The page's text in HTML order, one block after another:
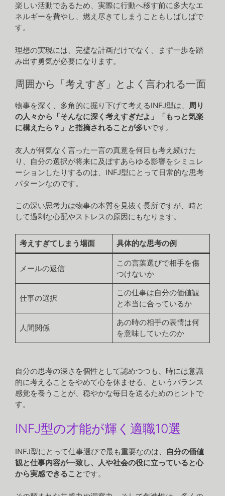
楽しい活動であるため、実際に行動へ移す前に多大なエ
ネルギーを費やし、燃え尽きてしまうこともしばしばで
す。
理想の実現には、完璧な計画だけでなく、まず一歩を踏
み出す勇気が必要になります。
周囲から「考えすぎ」とよく言われる一面
物事を深く、多角的に掘り下げて考えるINFJ型は、 周り
の人々から「そんなに深く考えすぎだよ」「もっと気楽
に構えたら？」と指摘されることが多いです。
友人が何気なく言った一言の真意を何日も考え続けた
り、自分の選択が将来に及ぼすあらゆる影響をシミュレ
ーションしたりするのは、INFJ型にとって日常的な思考
パターンなのです。
この深い思考力は物事の本質を見抜く長所ですが、時と
して過剰な心配やストレスの原因にもなります。
考えすぎてしまう場面 具体的な思考の例
メールの返信
この言葉選びで相手を傷
つけないか
仕事の選択
この仕事は自分の価値観
と本当に合っているか
人間関係
あの時の相手の表情は何
を意味していたのか
自分の思考の深さを個性として認めつつも、時には意識
的に考えることをやめて心を休ませる、というバランス
感覚を養うことが、穏やかな毎日を送るためのヒントで
す。
INFJ型の才能が輝く適職10選
INFJ型にとって仕事選びで最も重要なのは、
自分の価値
観と仕事内容が一致し、人や社会の役に立っていると心
から実感できることです。